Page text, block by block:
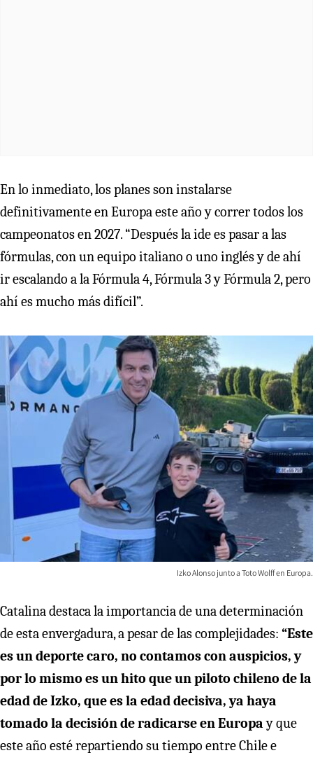
En lo inmediato, los planes son instalarse
definitivamente en Europa este año y correr todos los
campeonatos en 2027. “Después la ide es pasar a las
fórmulas, con un equipo italiano o uno inglés y de ahí
ir escalando a la Fórmula 4, Fórmula 3 y Fórmula 2, pero
ahí es mucho más difícil”.
Izko Alonso junto a Toto Wolff en Europa.
Catalina destaca la importancia de una determinación
de esta envergadura, a pesar de las complejidades: “Este
es un deporte caro, no contamos con auspicios, y
por lo mismo es un hito que un piloto chileno de la
edad de Izko, que es la edad decisiva, ya haya
tomado la decisión de radicarse en Europay que
este año esté repartiendo su tiempo entre Chile e